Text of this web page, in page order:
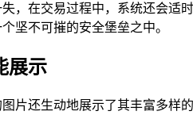
，在交易过程中，系统还会适
坚不可摧的安全堡垒之中。
展示
图片还生动地展示了其丰富多